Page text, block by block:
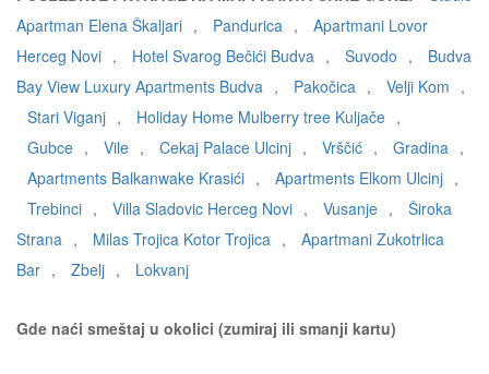
Apartman Elena Škaljari , Pandurica ,
Apartmani Lovor
Herceg Novi , Hotel Svarog Bečići Budva , Suvodo ,
Budva
Bay View Luxury Apartments Budva , Pakočica , Velji Kom ,
Stari Viganj , Holiday Home Mulberry tree Kuljače ,
Gubce , Vile , Cekaj Palace Ulcinj , Vrščić , Gradina ,
Apartments Balkanwake Krasići , Apartments Elkom Ulcinj ,
Trebinci , Villa Sladovic Herceg Novi , Vusanje ,
Široka
Strana , Milas Trojica Kotor Trojica ,
Apartmani Zukotrlica
Bar , Zbelj , Lokvanj
Gde naći smeštaj u okolici (zumiraj ili smanji kartu)